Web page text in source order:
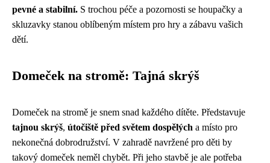
pevné a stabilní. S trochou péče a pozornosti se houpačky a
skluzavky stanou oblíbeným místem pro hry a zábavu vašich
dětí.
Domeček na stromě: Tajná skrýš
Domeček na stromě je snem snad každého dítěte. Představuje
tajnou skrýš, útočiště před světem dospělých a místo pro
nekonečná dobrodružství. V zahradě navržené pro děti by
takový domeček neměl chybět. Při jeho stavbě je ale potřeba